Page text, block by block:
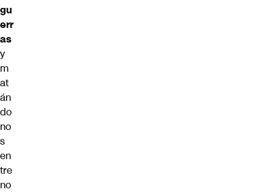
gu
err
as
y
m
at
án
do
no
s
en
tre
no